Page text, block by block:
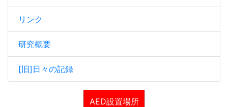
リンク
研究概要
[旧]日々の記録
AED設置場所